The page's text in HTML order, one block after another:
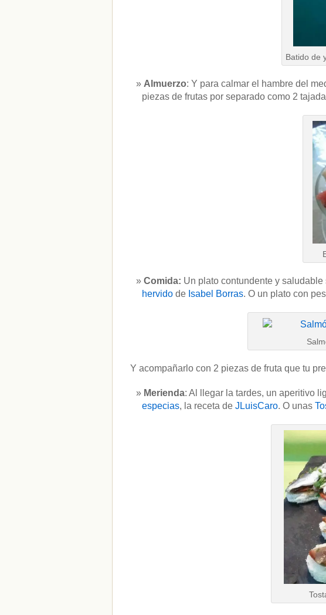
Batido de
Almuerzo: Y para calmar el hambre del
piezas de frutas por separado como 2
Comida: Un plato contundente y
hervido de Isabel Borras. O un plato con
Y acompañarlo con 2 piezas de fruta que tu
Merienda: Al llegar la tardes, un aperitivo
especias, la receta de JLuisCaro. O unas